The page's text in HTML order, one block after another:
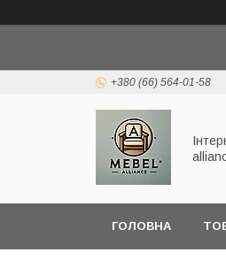
+380 (66) 564-01-58
ГОЛОВНА